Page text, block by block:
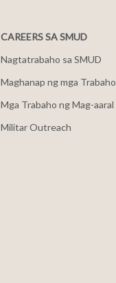
CAREERS SA SMUD
Nagtatrabaho sa SMUD
Maghanap ng mga Trabaho
Mga Trabaho ng Mag-aaral
Militar Outreach